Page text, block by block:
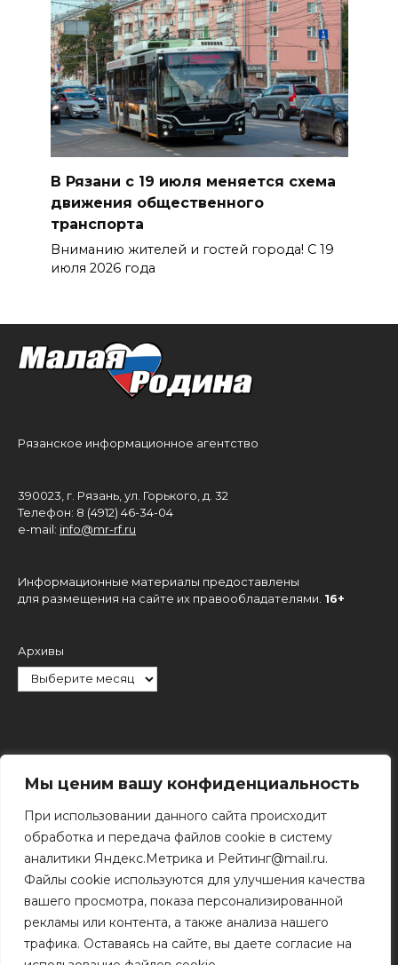
Мы ценим вашу конфиденциальность
При использовании данного сайта происходит
обработка и передача файлов cookie в систему
аналитики Яндекс.Метрика и Рейтинг@mail.ru.
Файлы cookie используются для улучшения качества
вашего просмотра, показа персонализированной
рекламы или контента, а также анализа нашего
трафика. Оставаясь на сайте, вы даете согласие на
В Рязани с 19 июля меняется схема
движения общественного
транспорта
Вниманию жителей и гостей города! С 19
июля 2026 года
Рязанское информационное агентство
390023, г. Рязань, ул. Горького, д. 32
Телефон: 8 (4912) 46-34-04
e-mail: info@mr-rf.ru
Информационные материалы предоставлены
для размещения на сайте их правообладателями. 16+
Архивы
Поиск